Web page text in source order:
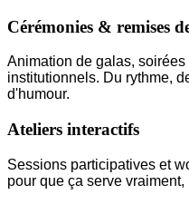
Cérémonies & remises
Animation de galas,
institutionnels. Du rythme,
d'humour.
Ateliers interactifs
Sessions participatives et
pour que ça serve